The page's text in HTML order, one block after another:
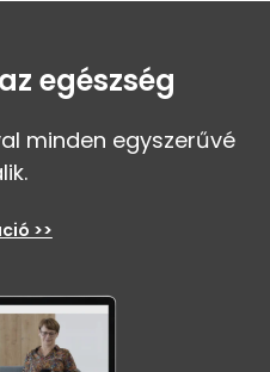
egészség
minden egyszerűvé
>>